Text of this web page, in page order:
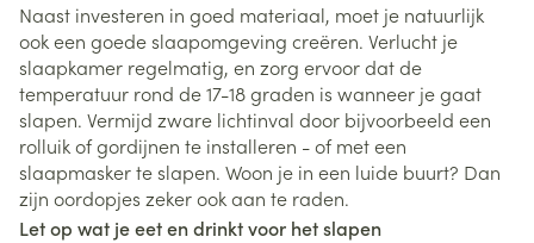
Naast investeren in goed materiaal, moet je natuurlijk
ook een goede slaapomgeving creëren. Verlucht je
slaapkamer regelmatig, en zorg ervoor dat de
temperatuur rond de 17-18 graden is wanneer je gaat
slapen. Vermijd zware lichtinval door bijvoorbeeld een
rolluik of gordijnen te installeren - of met een
slaapmasker te slapen. Woon je in een luide buurt? Dan
zijn oordopjes zeker ook aan te raden.
Let op wat je eet en drinkt voor het slapen